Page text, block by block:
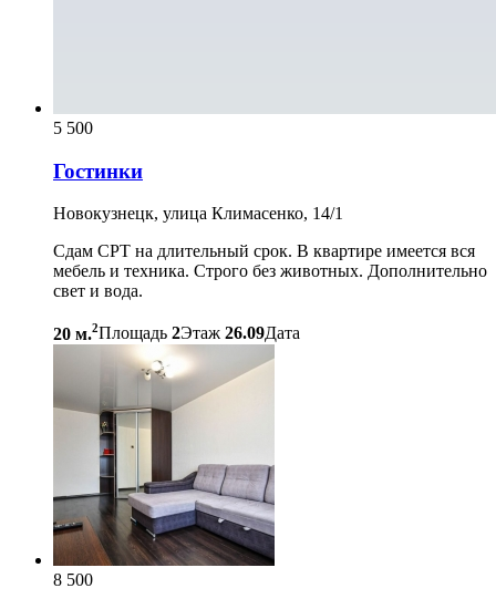
5 500
Гостинки
Новокузнецк, улица Климасенко, 14/1
Сдам СРТ на длительный срок. В квартире имеется вся
мебель и техника. Строго без животных. Дополнительно
свет и вода.
20 м.2Площадь 2Этаж 26.09Дата
8 500